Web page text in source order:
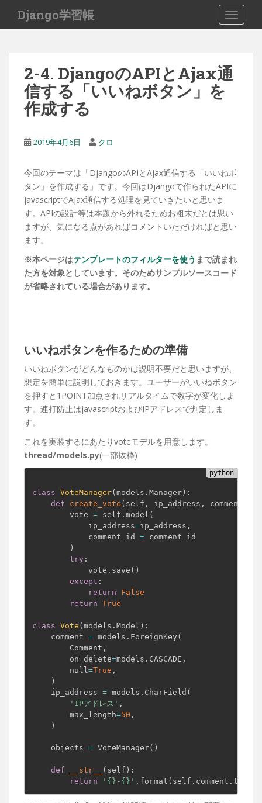
i
Django学習帳
2-4. DjangoのAPIとAjax通
信する「いいねボタン」を
作成する
2019年4月6日 クロ
今回のテーマは「DjangoのAPIとAjax通信する「いいねボ
タン」を作成する」です。今回はDjangoで作られたAPIに
javascriptでAjax通信する処理を見ていきたいと思いま
す。APIの設計等は本題から外れるためお粗末だとは思い
ますが、気になる点があればコメントいただければと思い
ます。
※本ページはテンプレートのフィルターを使う まで読まれ
た方を対象としています。そのためサンプルソースコード
が省略されている場合があります。
いいねボタンを作るための準備
いいねボタンがどんなものかは説明不要だと思いますが、
想定を簡単に説明しておきます。ユーザーがいいねボタン
を押すと1POINT加点されリアルタイムで数字が変化しま
す。連打防止はjavascriptおよびIPアドレスで判定しま
す。
これを実装するにあたりvoteモデルを用意します。
thread/models.py(一部抜粋)
class VoteManager( models . Manager ) :
def
create_vote ( self , ip_address , comment_id
        vote
= self . model (
            ip_address
=ip_address ,
            comment_id
= comment_id
)
try :
            vote
. save ( )
except :
return
False
return True
class Vote ( models . Model ) :
    comment
= models . ForeignKey (
        Comment
,
        on_delete
=models . CASCADE ,
        null
=True ,
)
    ip_address
= models . CharField (
'IPアドレス' ,
        max_length
=50 ,
)
    objects
= VoteManager( )
def __str__ ( self ) :
return
'{}-{}' . format ( self . comment . topic